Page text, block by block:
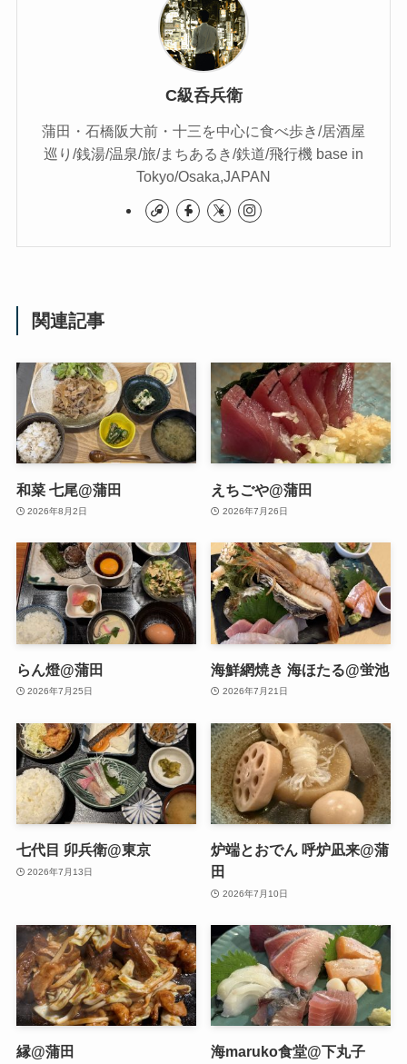
C級呑兵衛
蒲田・石橋阪大前・十三を中心に食べ歩き/居酒屋
巡り/銭湯/温泉/旅/まちあるき/鉄道/飛行機 base in
Tokyo/Osaka,JAPAN
関連記事
和菜 七尾@蒲田
2026年8月2日
えちごや@蒲田
2026年7月26日
らん燈@蒲田
2026年7月25日
海鮮網焼き 海ほたる@蛍池
2026年7月21日
七代目 卯兵衛@東京
2026年7月13日
炉端とおでん 呼炉凪来@蒲
田
2026年7月10日
縁@蒲田 海maruko食堂@下丸子